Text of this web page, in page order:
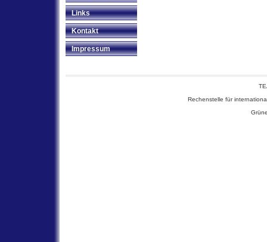
Links
Kontakt
Impressum
Rechenstelle für